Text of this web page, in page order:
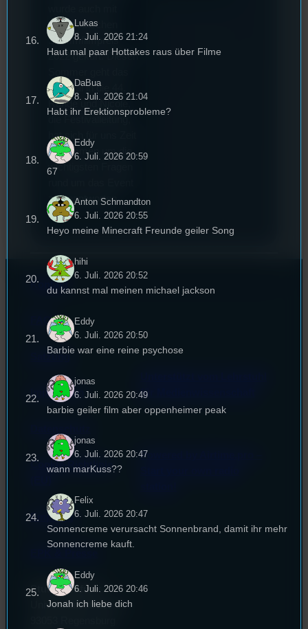
dem deutschen
Stummfilmpreis
2022 gekürt. Diesen
Festival in die 44.
Runde und Nicole,
die Festivalleitung,
hat sich für uns Zeit
genommen um die
wichtigsten Fragen
zu beantworten.
Kontakt
FAQ
Satzung
Impressum
Cookie-Richtlinie
Empfang
für Medienwissenschaft
Powered by Airtime.pro –
Studentenfunk
Universitätsstraße 31
Lukas
8. Juli. 2026 21:24
Haut mal paar Hottakes raus über Filme
DaBua
8. Juli. 2026 21:04
Habt ihr Erektionsprobleme?
Eddy
6. Juli. 2026 20:59
67
Anton Schmandton
6. Juli. 2026 20:55
Heyo meine Minecraft Freunde geiler Song
hihi
6. Juli. 2026 20:52
du kannst mal meinen michael jackson
Eddy
6. Juli. 2026 20:50
Barbie war eine reine psychose
jonas
6. Juli. 2026 20:49
barbie geiler film aber oppenheimer peak
jonas
6. Juli. 2026 20:47
wann marKuss??
Felix
6. Juli. 2026 20:47
Sonnencreme verursacht Sonnenbrand, damit ihr mehr
Sonnencreme kauft.
Eddy
6. Juli. 2026 20:46
Jonah ich liebe dich